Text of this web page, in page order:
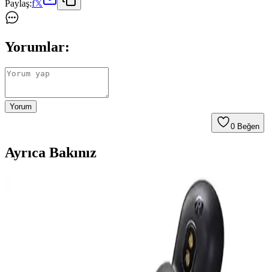
Paylaş:f𝕏
Yorumlar:
Yorum
0 Beğen
Ayrıca Bakınız
Guess Kulak Üstü Bluetooth Kulaklık İncelemesi:
Tasarım, Ses Kalitesi ve Kullanım Özellikleri
Guess kulak üstü Bluetooth kulaklık, şık tasarımı, yüksek ses kalitesi
ve ergonomik yapısıyla öne çıkar. Bluetooth 5.3 ve Type-C şarj ile
kullanımı kolay, konforlu ve dayanıklı bu model, müzik tutkunları